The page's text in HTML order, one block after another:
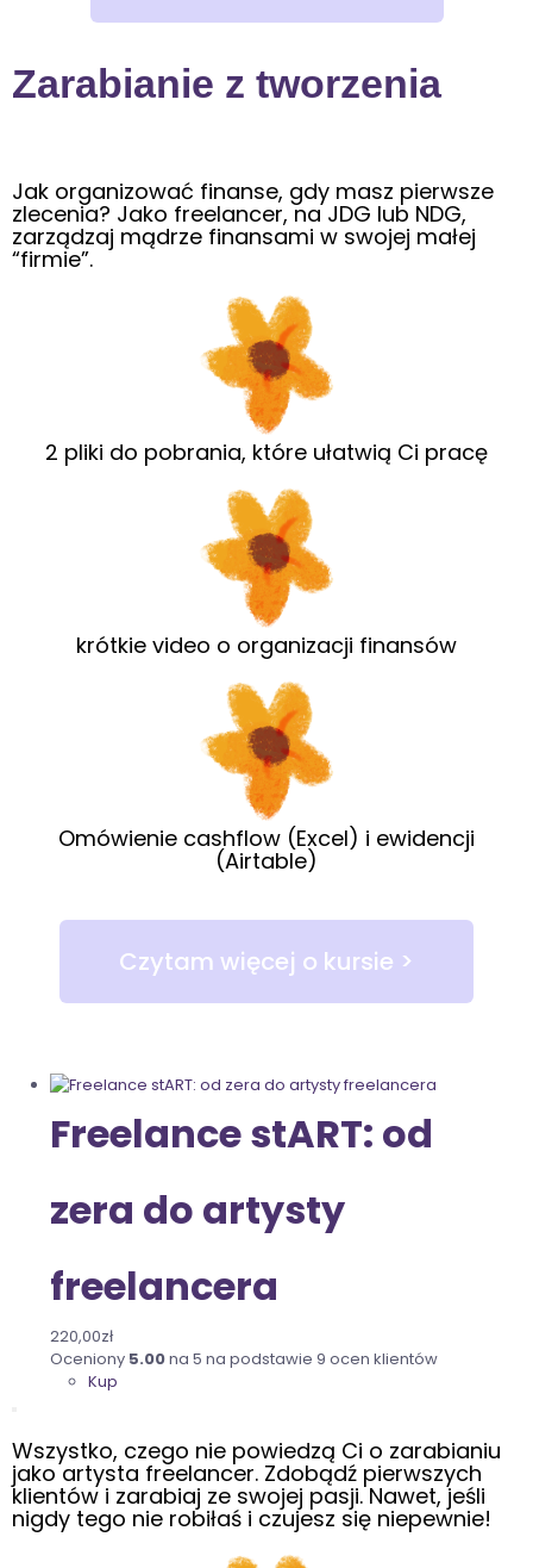
Zarabianie z tworzenia
Jak organizować finanse, gdy masz pierwsze
zlecenia? Jako freelancer, na JDG lub NDG,
zarządzaj mądrze finansami w swojej małej
“firmie”.
2 pliki do pobrania, które ułatwią Ci pracę
krótkie video o organizacji finansów
Omówienie cashflow (Excel) i ewidencji
(Airtable)
Czytam więcej o kursie >
Freelance stART: od
zera do artysty
freelancera
220,00zł
Oceniony 5.00na 5 na podstawie 9 ocen klientów
Kup
Wszystko, czego nie powiedzą Ci o zarabianiu
jako artysta freelancer. Zdobądź pierwszych
klientów i zarabiaj ze swojej pasji. Nawet, jeśli
nigdy tego nie robiłaś i czujesz się niepewnie!